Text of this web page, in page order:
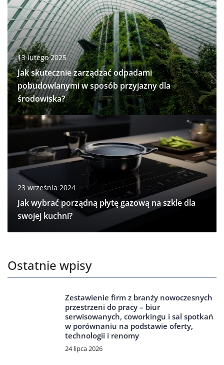
13 lutego 2025
Jak skutecznie zarządzać odpadami
pobudowlanymi w sposób przyjazny dla
środowiska?
23 września 2024
Jak wybrać porządną płytę gazową na szkle dla
swojej kuchni?
Ostatnie wpisy
Zestawienie firm z branży nowoczesnych
przestrzeni do pracy – biur
serwisowanych, coworkingu i sal spotkań
w porównaniu na podstawie oferty,
technologii i renomy
24 lipca 2026